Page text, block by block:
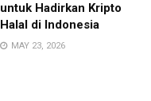
untuk Hadirkan Kripto
Halal di Indonesia
MAY 23, 2026